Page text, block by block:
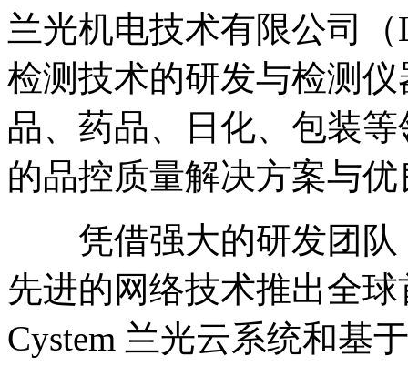
兰光机电技术有限公司
检测技术的研发与检测
品、药品、日化、包装
的品控质量解决方案与
凭借强大的研发团队
先进的网络技术推出全
Cystem 兰光云系统和基